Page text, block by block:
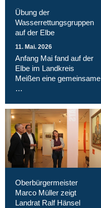
Übung der
Wasserrettungsgruppen
auf der Elbe
11. Mai. 2026
Anfang Mai fand auf der
Elbe im Landkreis
Meißen eine gemeinsame
…
Oberbürgermeister
Marco Müller zeigt
Landrat Ralf Hänsel